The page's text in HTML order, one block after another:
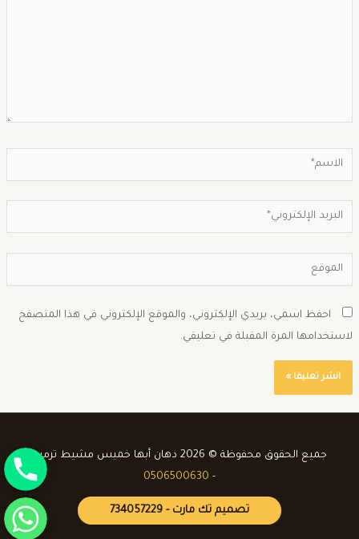
احفظ اسمي، بريدي الإلكتروني، والموقع الإلكتروني في هذا المتصفح
المرة المقبلة في تعليقي.
جميع الحقوق محفوظة © 2026 دهان أبها خميس مشيط ترميم
0506500630
تصميم تك مارت - 734057229
جوال
واتساب